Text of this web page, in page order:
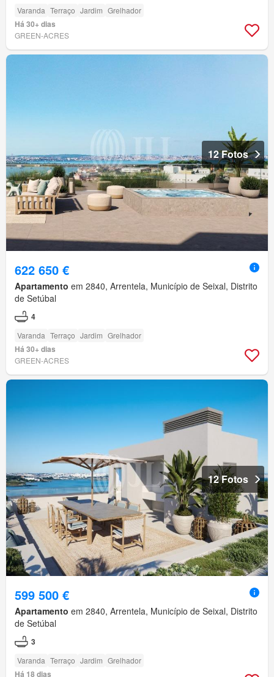
Varanda Terraço Jardim Grelhador
Há 30+ dias
GREEN-ACRES
12 Fotos
622 650 €
Apartamento em 2840, Arrentela, Município de Seixal, Distrito
de Setúbal
4
Varanda Terraço Jardim Grelhador
Há 30+ dias
GREEN-ACRES
12 Fotos
599 500 €
Apartamento em 2840, Arrentela, Município de Seixal, Distrito
de Setúbal
3
Varanda Terraço Jardim Grelhador
Há 18 dias